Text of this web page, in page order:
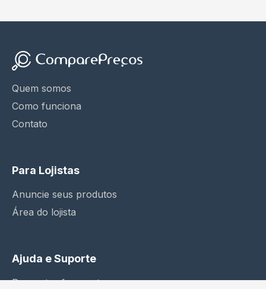
Quem somos
Como funciona
Contato
Para Lojistas
Anuncie seus produtos
Área do lojista
Ajuda e Suporte
Perguntas frequentes